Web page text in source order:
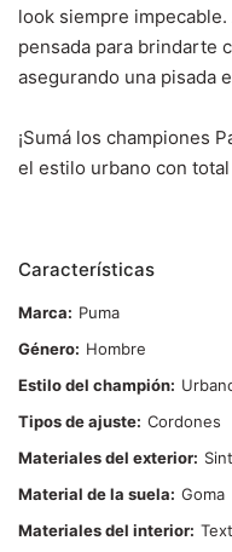
look siempre
pensada para brindarte
asegurando una pisada
¡Sumá los championes
el estilo urbano con
Características
Marca
Puma
Género
Hombre
Estilo del champión
Tipos de ajuste Cordones
Materiales del exterior
Material de la suela
Goma
Materiales del interior